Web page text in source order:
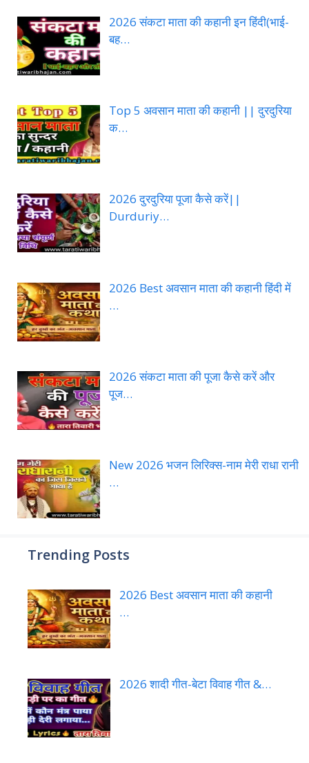
2026 संकटा माता की कहानी इन हिंदी(भाई-
बह…
Top 5 अवसान माता की कहानी || दुरदुरिया
क…
2026 दुरदुरिया पूजा कैसे करें||
Durduriy…
2026 Best अवसान माता की कहानी हिंदी में
…
2026 संकटा माता की पूजा कैसे करें और
पूज…
New 2026 भजन लिरिक्स-नाम मेरी राधा रानी
…
Trending Posts
2026 Best अवसान माता की कहानी
…
2026 शादी गीत-बेटा विवाह गीत &…